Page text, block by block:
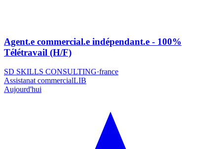
Agent.e commercial.e indépendant.e - 100%
Télétravail (H/F)
SD SKILLS CONSULTING·france
Assistanat commercialLIB
Aujourd'hui